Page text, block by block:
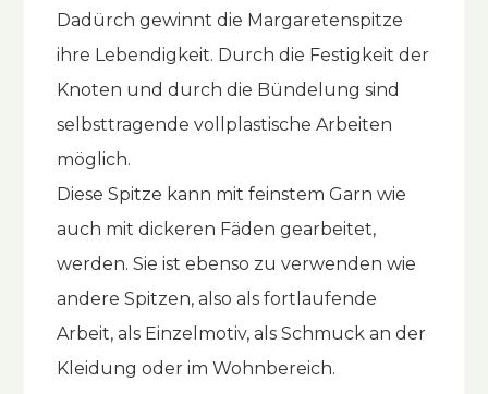
Dadürch gewinnt die Margaretenspitze
ihre Lebendigkeit. Durch die Festigkeit der
Knoten und durch die Bündelung sind
selbsttragende vollplastische Arbeiten
möglich.
Diese Spitze kann mit feinstem Garn wie
auch mit dickeren Fäden gearbeitet,
werden. Sie ist ebenso zu verwenden wie
andere Spitzen, also als fortlaufende
Arbeit, als Einzelmotiv, als Schmuck an der
Kleidung oder im Wohnbereich.